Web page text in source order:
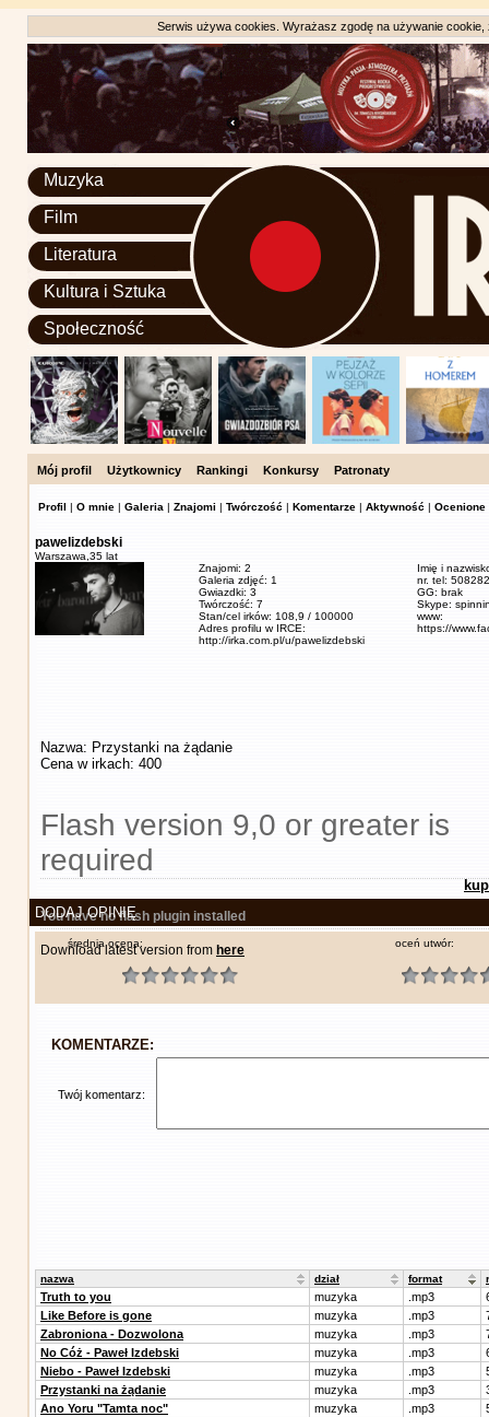
Serwis używa cookies. Wyrażasz zgodę na używanie
Muzyka
Film
Literatura
Kultura i Sztuka
Społeczność
Mój profil Użytkownicy Rankingi Konkursy Patronaty
Profil | O mnie | Galeria | Znajomi | Twórczość | Komentarze | Aktywność | Ocenione
pawelizdebski
Warszawa, 35 lat
Znajomi: 2
Galeria zdjęć: 1
Gwiazdki: 3
Twórczość: 7
Stan/cel irków: 108,9 / 100000
Adres profilu w IRCE:
http://irka.com.pl/u/pawelizdebski
Imię i
nr. tel:
GG: brak
Skype:
www:
https://
Nazwa: Przystanki na żądanie
Cena w irkach: 400
Flash version 9,0 or greater is
required
You have no flash plugin installed
Download latest version from here
DODAJ OPINIĘ
średnia ocena: oceń utwór:
KOMENTARZE:
Twój komentarz:
nazwa dział format
Truth to you muzyka .mp3
Like Before is gone
muzyka .mp3
Zabroniona - Dozwolona
muzyka .mp3
No Cóż - Paweł Izdebski
muzyka .mp3
Niebo - Paweł Izdebski
muzyka .mp3
Przystanki na żądanie
muzyka .mp3
Ano Yoru "Tamta noc"
muzyka .mp3